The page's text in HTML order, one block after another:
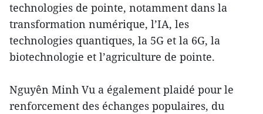
technologies de pointe, notamment dans la
transformation numérique, l’IA, les
technologies quantiques, la 5G et la 6G, la
biotechnologie et l’agriculture de pointe.
Nguyên Minh Vu a également plaidé pour le
renforcement des échanges populaires, du